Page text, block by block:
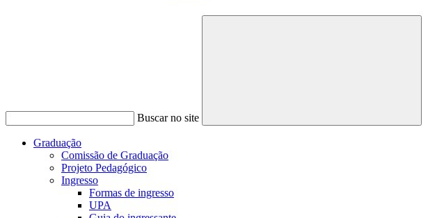
Buscar no site
Buscar
Graduação
Comissão de Graduação
Projeto Pedagógico
Ingresso
Formas de ingresso
UPA